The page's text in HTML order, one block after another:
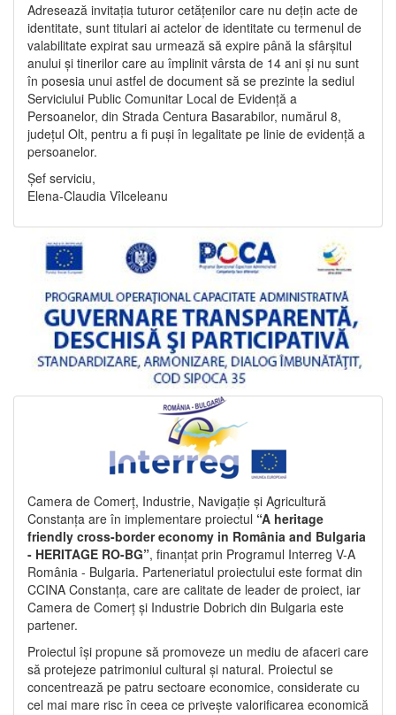
Adresează invitația tuturor cetățenilor care nu dețin acte de
identitate, sunt titulari ai actelor de identitate cu termenul de
valabilitate expirat sau urmează să expire până la sfârșitul
anului și tinerilor care au împlinit vârsta de 14 ani și nu sunt
în posesia unui astfel de document să se prezinte la sediul
Serviciului Public Comunitar Local de Evidență a
Persoanelor, din Strada Centura Basarabilor, numărul 8,
județul Olt, pentru a fi puși în legalitate pe linie de evidență a
persoanelor.
Șef serviciu,
Elena-Claudia Vîlceleanu
Camera de Comerț, Industrie, Navigație și Agricultură
Constanța are în implementare proiectul “A heritage
friendly cross-border economy in România and Bulgaria
- HERITAGE RO-BG”, finanțat prin Programul Interreg V-A
România - Bulgaria. Parteneriatul proiectului este format din
CCINA Constanța, care are calitate de leader de proiect, iar
Camera de Comerț și Industrie Dobrich din Bulgaria este
partener.
Proiectul își propune să promoveze un mediu de afaceri care
să protejeze patrimoniul cultural și natural. Proiectul se
concentrează pe patru sectoare economice, considerate cu
cel mai mare risc în ceea ce privește valorificarea economică